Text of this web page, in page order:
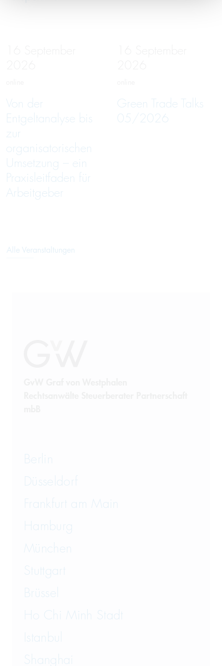
Von der
Entgeltanalyse bis
zur
organisatorischen
Umsetzung – ein
Praxisleitfaden für
Arbeitgeber
Green Trade Talks
05/2026
Alle Veranstaltungen
Berlin
Düsseldorf
Frankfurt am Main
Hamburg
München
Stuttgart
Brüssel
Ho Chi Minh Stadt
Istanbul
Shanghai